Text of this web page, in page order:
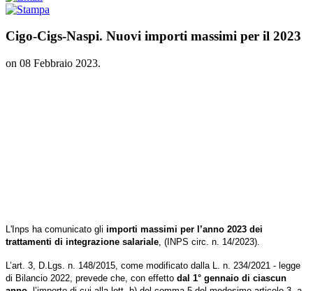
Cigo-Cigs-Naspi. Nuovi importi massimi per il 2023
on 08 Febbraio 2023.
L'Inps ha comunicato gli importi massimi per l’anno 2023 dei
trattamenti di integrazione salariale, (INPS circ. n. 14/2023).
L’art. 3, D.Lgs. n. 148/2015, come modificato dalla L. n. 234/2021 - legge
di Bilancio 2022, prevede che, con effetto dal 1° gennaio di ciascun